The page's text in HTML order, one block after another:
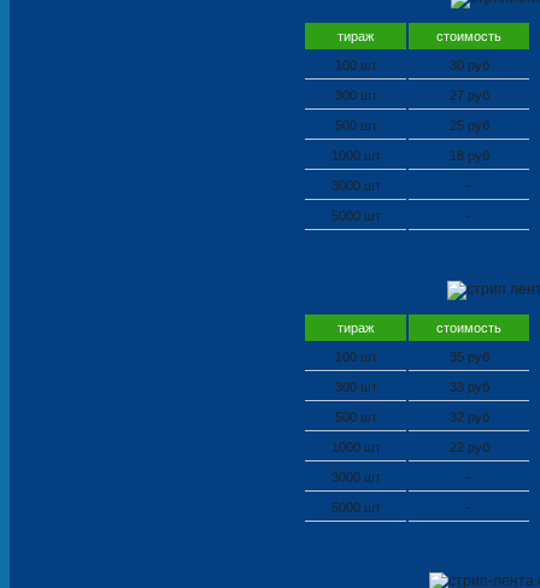
тираж
стоимость
100 шт
30 руб
300 шт 27 руб
500 шт 25 руб
1000 шт 18 руб
3000 шт -
5000 шт -
тираж
стоимость
100 шт
35 руб
300 шт 33 руб
500 шт 32 руб
1000 шт 22 руб
3000 шт -
5000 шт -